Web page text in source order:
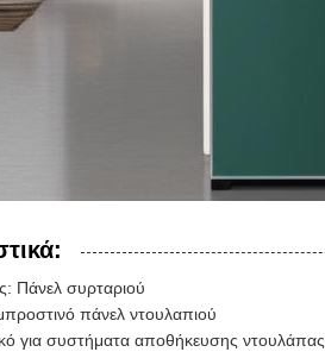
Πάνελ συρταριού
πάνελ ντουλαπιού
για συστήματα αποθήκευσης ντουλάπας